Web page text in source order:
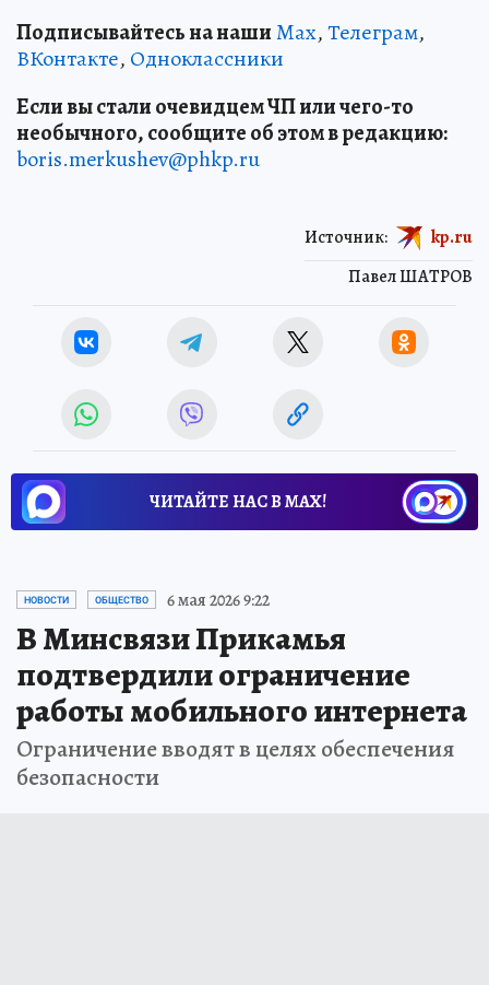
Подписывайтесь на нашиMax,Телеграм,
ВКонтакте, Одноклассники
Если вы стали очевидцем ЧП или чего-то
необычного, сообщите об этом в редакцию:
boris.merkushev@phkp.ru
Павел ШАТРОВ
Источник: kp.ru
ЧИТАЙТЕ НАС В МАХ!
НОВОСТИ ОБЩЕСТВО 6 мая 2026 9:22
В Минсвязи Прикамья
подтвердили ограничение
работы мобильного интернета
Ограничение вводят в целях обеспечения
безопасности